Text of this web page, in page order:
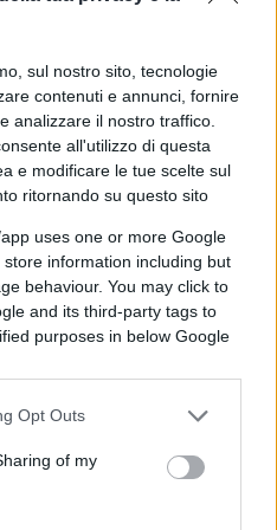
sul nostro sito, tecnologie
contenuti e annunci, fornire
analizzare il nostro traffico.
all'utilizzo di questa
e modificare le tue scelte sul
ritornando su questo sito
uses one or more Google
information including but
behaviour. You may click to
and its third-party tags to
purposes in below Google
Opt Outs
of my
d’arte, cieli vuoti di
pieni di carrette dell’aria
nelle metropoli, città
e al buon cuore dei
inglese sparsa per il
cure per le malattie
2018, una semplice
4 milioni di italiani),
gravi; pochi microchip,
(per dirla coi
apparecchi mobili
ai loro emoticon
domande.